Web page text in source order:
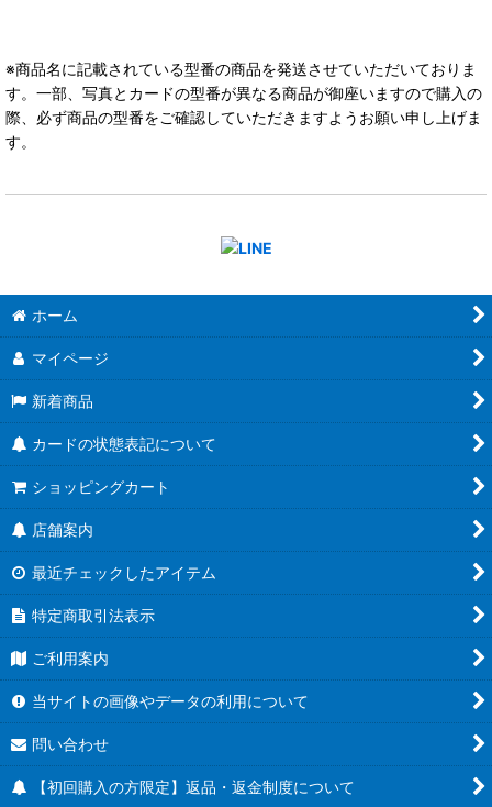
※商品名に記載されている型番の商品を発送させていただいておりま
す。一部、写真とカードの型番が異なる商品が御座いますので購入の
際、必ず商品の型番をご確認していただきますようお願い申し上げま
す。
ホーム
マイページ
新着商品
カードの状態表記について
ショッピングカート
店舗案内
最近チェックしたアイテム
特定商取引法表示
ご利用案内
当サイトの画像やデータの利用について
問い合わせ
【初回購入の方限定】返品・返金制度について